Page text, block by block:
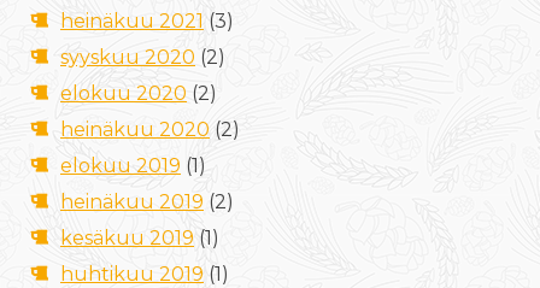
heinäkuu 2021 (3)
syyskuu 2020 (2)
elokuu 2020 (2)
heinäkuu 2020 (2)
elokuu 2019 (1)
heinäkuu 2019 (2)
kesäkuu 2019 (1)
huhtikuu 2019 (1)